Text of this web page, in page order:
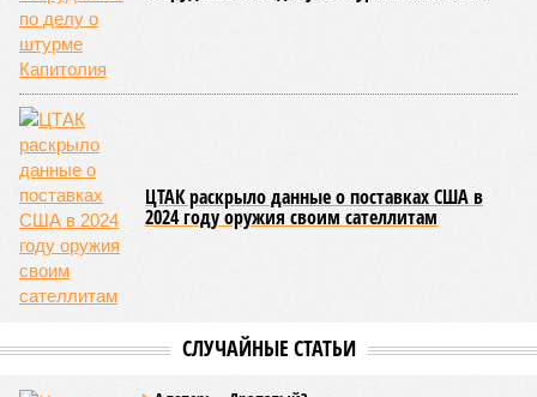
у нас назвали бы тридцатью тремя несчастьями. Страну
последовательно поразили: многолетняя засуха, страшный
паводок, невероятные ливни. Несколько миллионов
человек не пережили этот разгул стихий. Вот что тогда
приключилось.
Зима 1931 года выдалась в Китае чрезвычайно
продолжительной и суровой. Снега образовалось огромное
количество – казалось бы, хороший знак после периода
великой суши, продолжавшегося с 1928-го. Но всё
обратилось катастрофой. Снег растаял, устремился в реки,
начался небывалый паводок, быстро обернувшийся
страшным наводнением, которое обильные весенние ливни
только усугубили. К июню всё это преобразовалось в
массовый потоп, в июле же Китай в дополнение накрыло